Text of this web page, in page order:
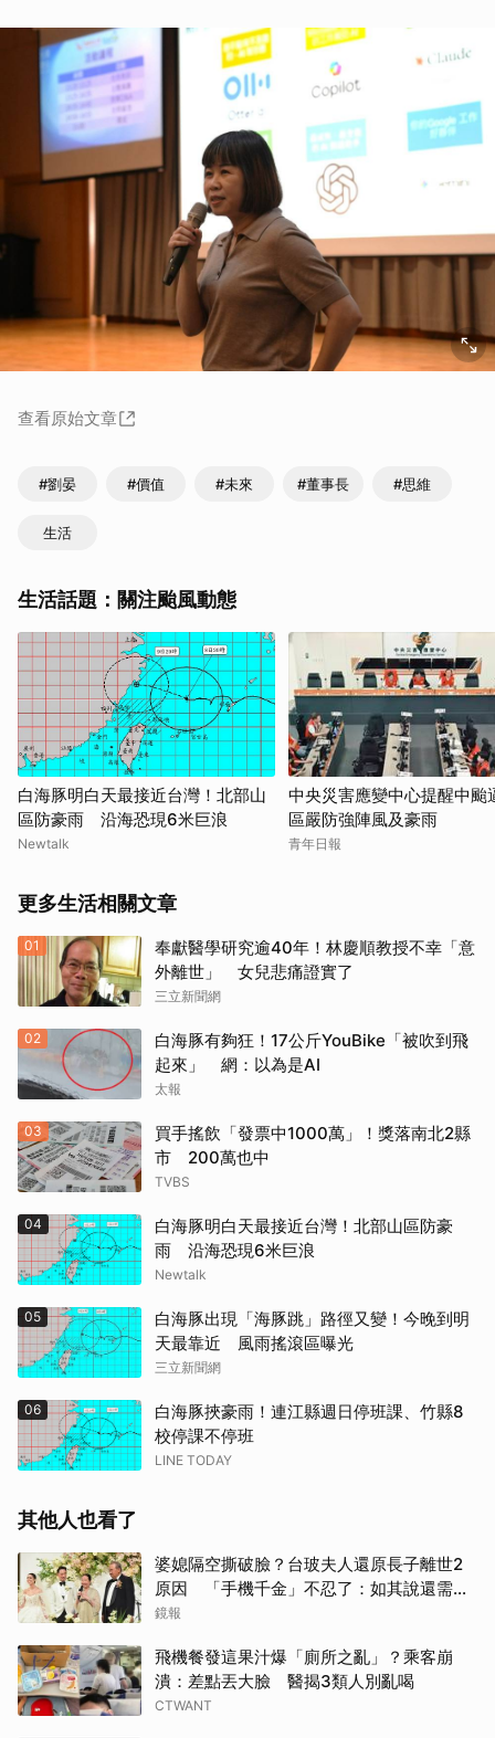
查看原始文章
#劉晏 #價值 #未來 #董事長 #思維
生活
生活話題：關注颱風動態
白海豚明白天最接近台灣！北部山
區防豪雨 沿海恐現6米巨浪
Newtalk
中央災害應變中心提醒中颱
區嚴防強陣風及豪雨
青年日報
更多生活相關文章
01
奉獻醫學研究逾40年！林慶順教授不幸「意
外離世」 女兒悲痛證實了
三立新聞網
02
白海豚有夠狂！17公斤YouBike「被吹到飛
起來」 網：以為是AI
太報
03
買手搖飲「發票中1000萬」！獎落南北2縣
市 200萬也中
TVBS
04
白海豚明白天最接近台灣！北部山區防豪
雨 沿海恐現6米巨浪
Newtalk
05
白海豚出現「海豚跳」路徑又變！今晚到明
天最靠近 風雨搖滾區曝光
三立新聞網
06
白海豚挾豪雨！連江縣週日停班課、竹縣8
校停課不停班
LINE TODAY
其他人也看了
婆媳隔空撕破臉？台玻夫人還原長子離世2
原因 「手機千金」不忍了：如其說還需要
離開嗎？
鏡報
飛機餐發這果汁爆「廁所之亂」？乘客崩
潰：差點丟大臉 醫揭3類人別亂喝
CTWANT